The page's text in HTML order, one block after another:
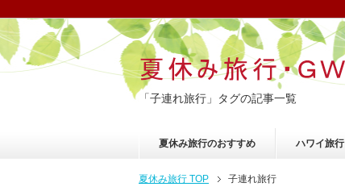
「子連れ旅行」タグの記事一覧
夏休み旅行のおすすめ ハワイ旅行
夏休み旅行 TOP 子連れ旅行